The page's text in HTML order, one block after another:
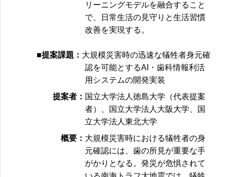
リーニングモデルを融合すること
で、日常生活の見守りと生活習慣
改善を実現する。
■提案課題： 大規模災害時の迅速な犠牲者身元確
認を可能とするAI・歯科情報利活
用システムの開発実装
提案者： 国立大学法人徳島大学（代表提案
者）、国立大学法人大阪大学、国
立大学法人東北大学
概要： 大規模災害時における犠牲者の身
元確認には、歯の所見が重要な手
がかりとなる。発災が危惧されて